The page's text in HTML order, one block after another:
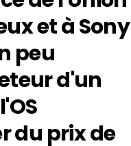
et à Sony
peu
d'un
du prix de